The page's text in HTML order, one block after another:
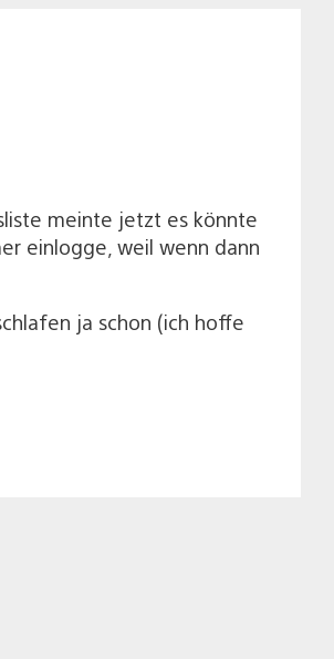
meinte jetzt es könnte
einlogge, weil wenn dann
ja schon (ich hoffe